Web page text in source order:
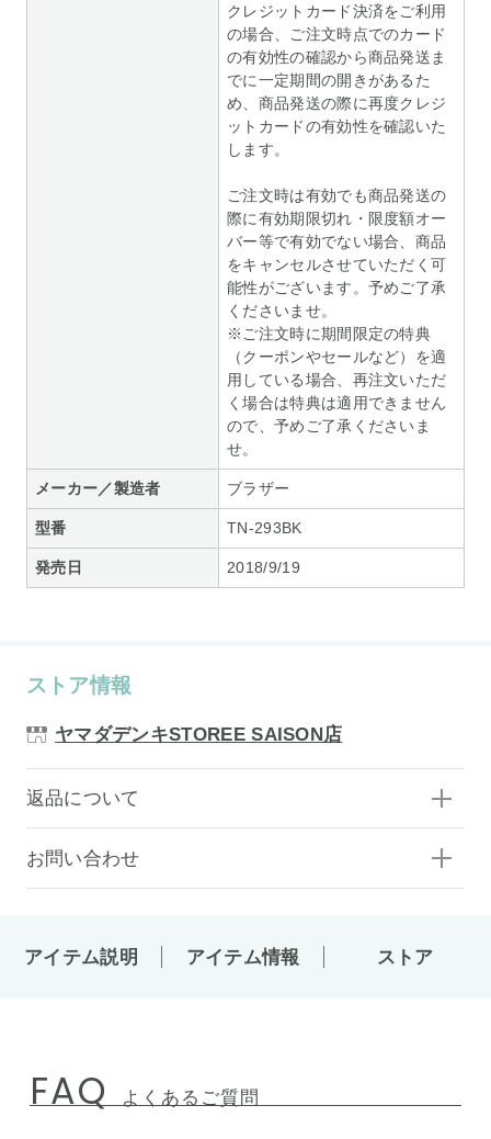
クレジットカード決済をご利用
の場合、ご注文時点でのカード
の有効性の確認から商品発送ま
でに一定期間の開きがあるた
め、商品発送の際に再度クレジ
ットカードの有効性を確認いた
します。
ご注文時は有効でも商品発送の
際に有効期限切れ・限度額オー
バー等で有効でない場合、商品
をキャンセルさせていただく可
能性がございます。予めご了承
くださいませ。
※ご注文時に期間限定の特典
（クーポンやセールなど）を適
用している場合、再注文いただ
く場合は特典は適用できません
ので、予めご了承くださいま
せ。
メーカー／製造者 ブラザー
型番 TN-293BK
発売日 2018/9/19
ストア情報
ヤマダデンキSTOREE SAISON店
返品について
お問い合わせ
アイテム説明 アイテム情報 ストア
FAQ よくあるご質問